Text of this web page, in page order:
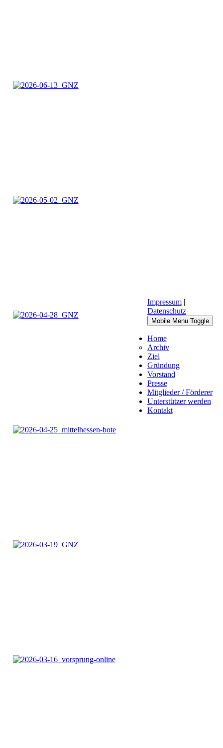
Impressum|
Datenschutz
Mobile Menu Toggle
Home
Archiv
Ziel
Gründung
Vorstand
Presse
Mitglieder / Förderer
Unterstützer werden
Kontakt